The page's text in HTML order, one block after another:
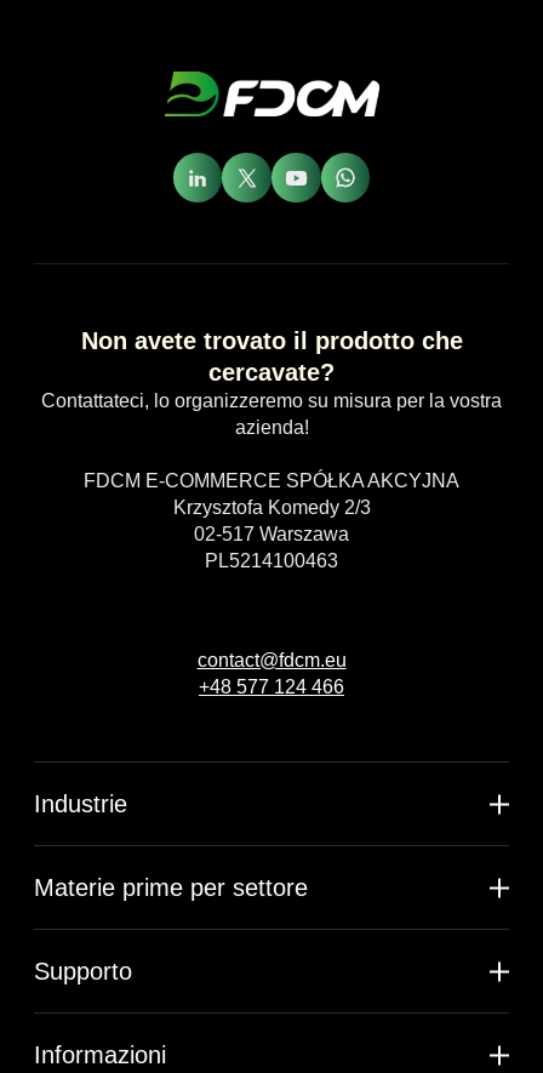
Non avete trovato il prodotto che
cercavate?
Contattateci, lo organizzeremo su misura per la vostra
azienda!
FDCM E-COMMERCE SPÓŁKA AKCYJNA
Krzysztofa Komedy 2/3
02-517 Warszawa
PL5214100463
contact@fdcm.eu
+48 577 124 466
Industrie
Materie prime per settore
Supporto
Informazioni